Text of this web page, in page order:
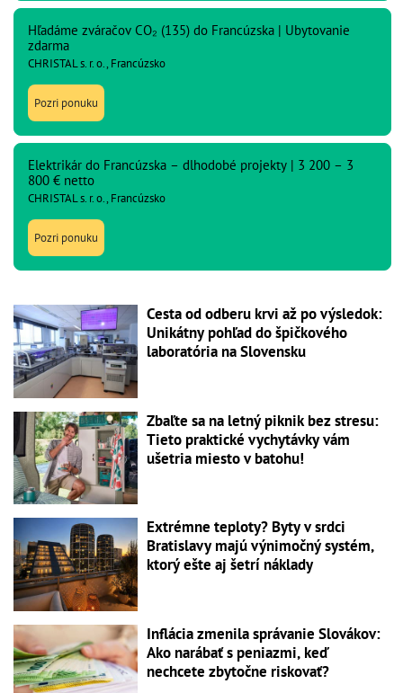
Hľadáme zváračov CO₂ (135) do Francúzska | Ubytovanie
zdarma
CHRISTAL s. r. o., Francúzsko
Pozri ponuku
Elektrikár do Francúzska – dlhodobé projekty | 3 200 – 3
800 € netto
CHRISTAL s. r. o., Francúzsko
Pozri ponuku
Cesta od odberu krvi až po výsledok:
Unikátny pohľad do špičkového
laboratória na Slovensku
Zbaľte sa na letný piknik bez stresu:
Tieto praktické vychytávky vám
ušetria miesto v batohu!
Extrémne teploty? Byty v srdci
Bratislavy majú výnimočný systém,
ktorý ešte aj šetrí náklady
Inflácia zmenila správanie Slovákov:
Ako narábať s peniazmi, keď
nechcete zbytočne riskovať?